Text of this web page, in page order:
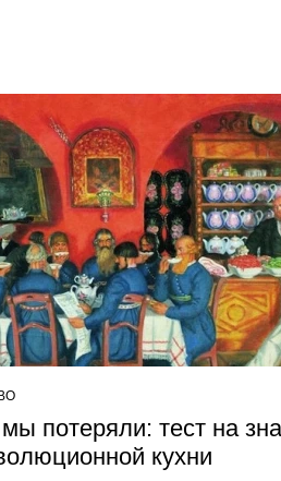
потеряли: тест на
кухни